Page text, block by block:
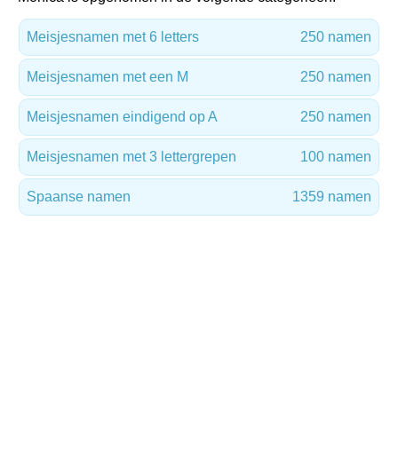
Meisjesnamen met 6 letters 250 namen
Meisjesnamen met een M 250 namen
Meisjesnamen eindigend op A 250 namen
Meisjesnamen met 3 lettergrepen 100 namen
Spaanse namen 1359 namen